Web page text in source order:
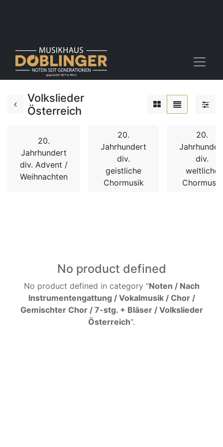
Volkslieder
Österreich
20.
Jahrhundert
div. Advent /
Weihnachten
20.
Jahrhundert
div.
geistliche
Chormusik
20.
div.
weltliche
Chormusik
No product defined
No product defined in category "Noten / Nach
Instrumentengattung / Vokalmusik / Chor /
Gemischter Chor / 7-stg. + Bläser / Volkslieder
Österreich".